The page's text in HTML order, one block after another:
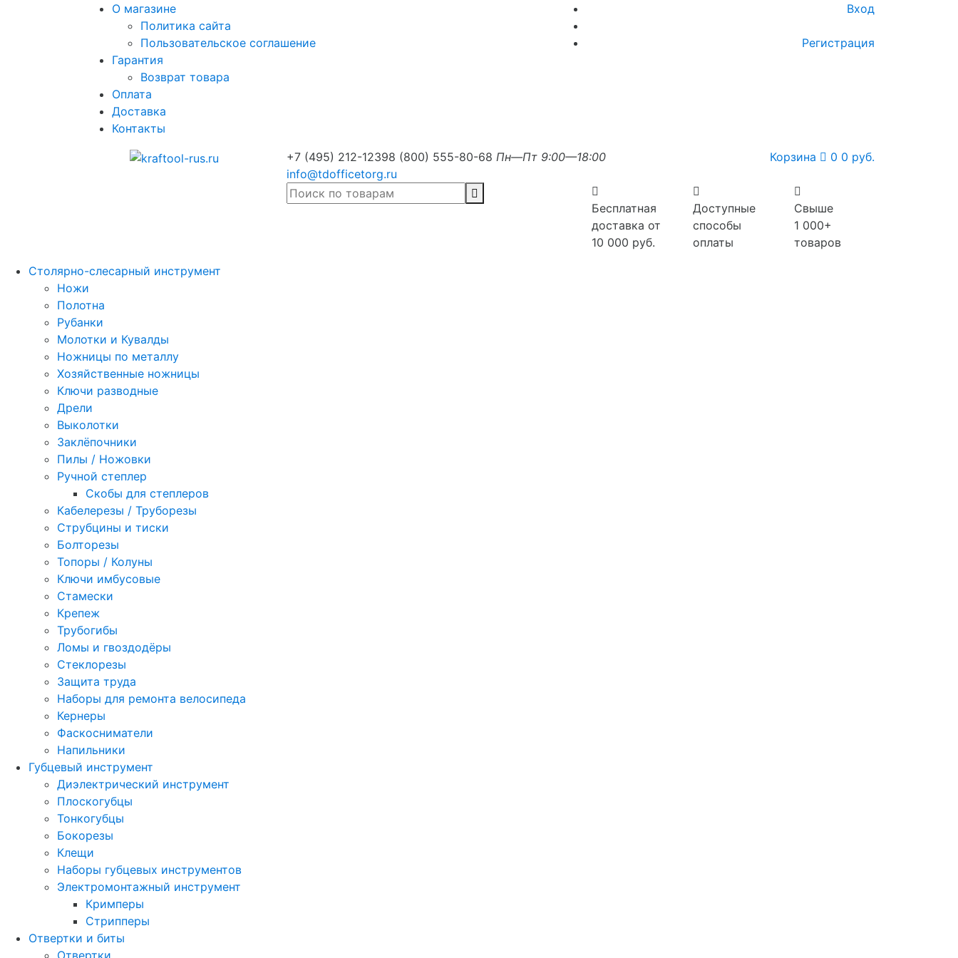
О магазине
Политика сайта
Пользовательское соглашение
Гарантия
Возврат товара
Оплата
Доставка
Контакты
Вход
Регистрация
+7 (495) 212-12398 (800) 555-80-68 Пн—Пт 9:00—18:00
info@tdofficetorg.ru
Корзина 0 0 руб.
Бесплатная
доставка от
10 000 руб.
Доступные
способы
оплаты
Свыше
1 000+
товаров
Столярно-слесарный инструмент
Ножи
Полотна
Рубанки
Молотки и Кувалды
Ножницы по металлу
Хозяйственные ножницы
Ключи разводные
Дрели
Выколотки
Заклёпочники
Пилы / Ножовки
Ручной степлер
Скобы для степлеров
Кабелерезы / Труборезы
Струбцины и тиски
Болторезы
Топоры / Колуны
Ключи имбусовые
Стамески
Крепеж
Трубогибы
Ломы и гвоздодёры
Стеклорезы
Защита труда
Наборы для ремонта велосипеда
Кернеры
Фаскосниматели
Напильники
Губцевый инструмент
Диэлектрический инструмент
Плоскогубцы
Тонкогубцы
Бокорезы
Клещи
Наборы губцевых инструментов
Электромонтажный инструмент
Кримперы
Стрипперы
Отвертки и биты
Отвертки